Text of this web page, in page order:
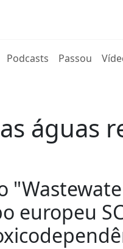
Podcasts Passou
águas